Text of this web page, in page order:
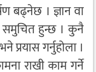
बढ्नेछ । ज्ञान वा
समुचित हुन्छ । कुनै
प्रयास गर्नुहोला ।
राखी काम गर्ने